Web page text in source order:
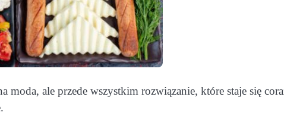
ale przede wszystkim rozwiązanie, które staje się